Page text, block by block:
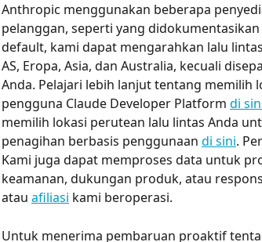
Anthropic menggunakan beberapa
pelanggan, seperti yang
default, kami dapat mengarahkan lalu
AS, Eropa, Asia, dan Australia, kecuali
Anda. Pelajari lebih lanjut tentang memilih
pengguna Claude Developer Platform di
memilih lokasi perutean lalu lintas Anda
penagihan berbasis penggunaan di sini.
Kami juga dapat memproses data untuk
keamanan, dukungan produk, atau
atau afiliasi kami beroperasi.
Untuk menerima pembaruan proaktif